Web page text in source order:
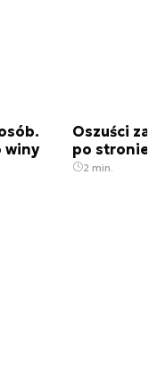
winy
Oszuści
po
2 min.